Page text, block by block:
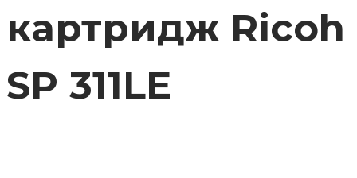
картридж Ricoh
SP 311LE